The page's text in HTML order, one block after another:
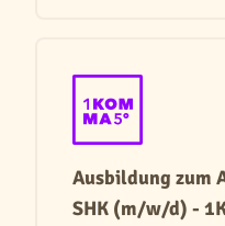
Ausbildung zum
SHK (m/w/d) -